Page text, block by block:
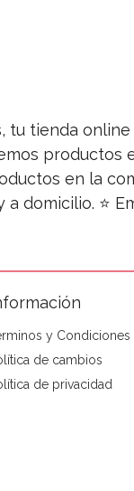
tu tienda
productos
en la
domicilio. ⭐
y Condiciones
de cambios
de privacidad